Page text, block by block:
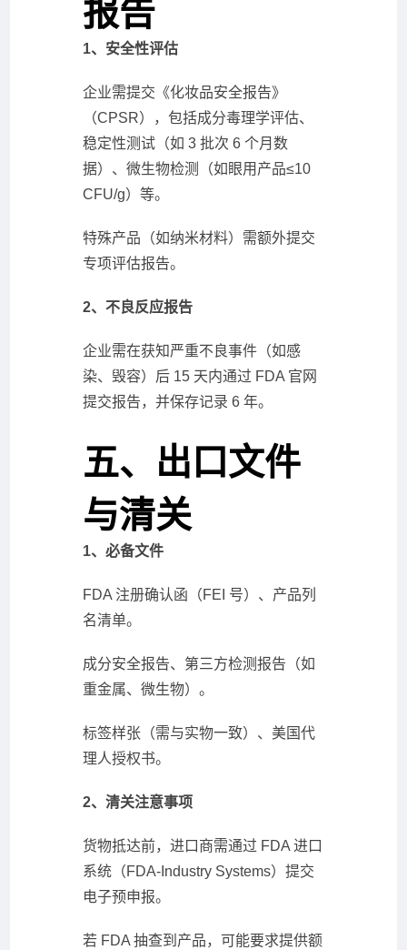
报告
1、安全性评估
企业需提交《化妆品安全报告》
（CPSR），包括成分毒理学评估、
稳定性测试（如 3 批次 6 个月数
据）、微生物检测（如眼用产品≤10
CFU/g）等。
特殊产品（如纳米材料）需额外提交
专项评估报告。
2、不良反应报告
企业需在获知严重不良事件（如感
染、毁容）后 15 天内通过 FDA 官网
提交报告，并保存记录 6 年。
五、出口文件
与清关
1、必备文件
FDA 注册确认函（FEI 号）、产品列
名清单。
成分安全报告、第三方检测报告（如
重金属、微生物）。
标签样张（需与实物一致）、美国代
理人授权书。
2、清关注意事项
货物抵达前，进口商需通过 FDA 进口
系统（FDA-Industry Systems）提交
电子预申报。
若 FDA 抽查到产品，可能要求提供额